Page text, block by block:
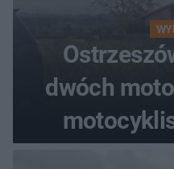
dwóch